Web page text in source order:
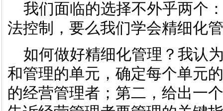
我们面临的选择不外乎两个
法控制，要么我们学会精细化
如何做好精细化管理？我认
和管理的单元，确定每个单元
的经营管理者；第二，给出一